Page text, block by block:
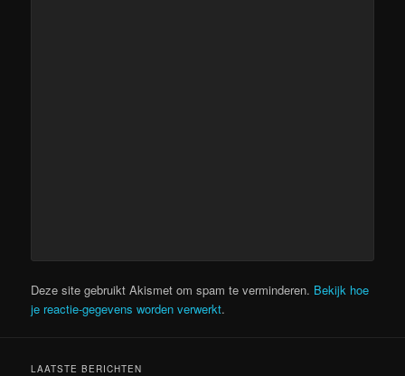
Deze site gebruikt Akismet om spam te verminderen. Bekijk hoe
je reactie-gegevens worden verwerkt.
LAATSTE BERICHTEN